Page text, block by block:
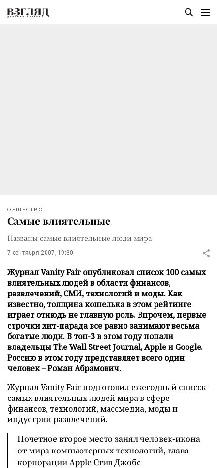
ОБЩЕСТВО
Самые влиятельные
Названы самые влиятельные люди мира
7 сентября 2007, 19:30
Журнал Vanity Fair опубликовал список 100 самых
влиятельных людей в области финансов,
развлечений, СМИ, технологий и моды. Как
известно, толщина кошелька в этом рейтинге
играет отнюдь не главную роль. Впрочем, первые
строчки хит-парада все равно занимают весьма
богатые люди. В топ-3 в этом году попали
владельцы The Wall Street Journal, Apple и Google.
Россию в этом году представляет всего один
человек – Роман Абрамович.
Журнал Vanity Fair подготовил ежегодный список
самых влиятельных людей мира в сфере
финансов, технологий, массмедиа, моды и
индустрии развлечений.
Почетное второе место занял человек-икона
от мира компьютерных технологий, глава
корпорации Apple Стив Джобс